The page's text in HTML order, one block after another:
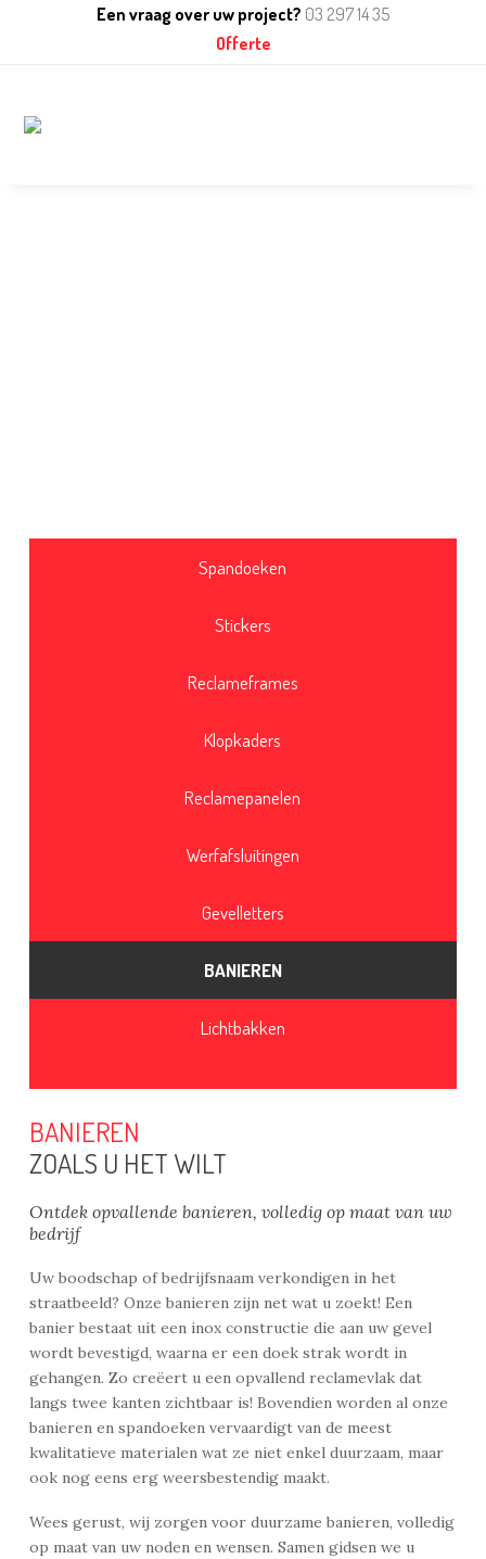
Een vraag over uw project? 03 297 14 35
Offerte
Spandoeken
Stickers
Reclameframes
Klopkaders
Reclamepanelen
Werfafsluitingen
Gevelletters
BANIEREN
Lichtbakken
BANIEREN
ZOALS U HET WILT
Ontdek opvallende banieren, volledig op maat van uw
bedrijf
Uw boodschap of bedrijfsnaam verkondigen in het
straatbeeld? Onze banieren zijn net wat u zoekt! Een
banier bestaat uit een inox constructie die aan uw gevel
wordt bevestigd, waarna er een doek strak wordt in
gehangen. Zo creëert u een opvallend reclamevlak dat
langs twee kanten zichtbaar is! Bovendien worden al onze
banieren en spandoeken vervaardigt van de meest
kwalitatieve materialen wat ze niet enkel duurzaam, maar
ook nog eens erg weersbestendig maakt.
Wees gerust, wij zorgen voor duurzame banieren, volledig
op maat van uw noden en wensen. Samen gidsen we u